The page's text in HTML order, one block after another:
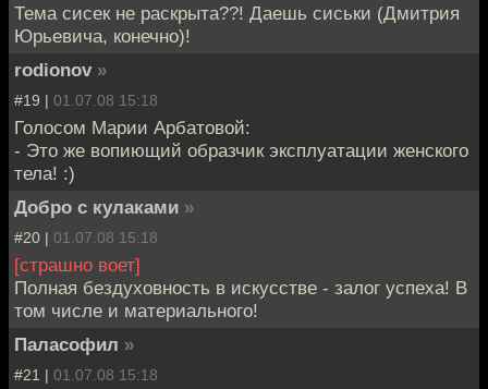
Тема сисек не раскрыта??! Даешь сиськи (Дмитрия
Юрьевича, конечно)!
rodionov »
#19 | 01.07.08 15:18
Голосом Марии Арбатовой:
- Это же вопиющий образчик эксплуатации женского
тела! :)
Добро с кулаками »
#20 | 01.07.08 15:18
[страшно воет]
Полная бездуховность в искусстве - залог успеха! В
том числе и материального!
Паласофил »
#21 | 01.07.08 15:18